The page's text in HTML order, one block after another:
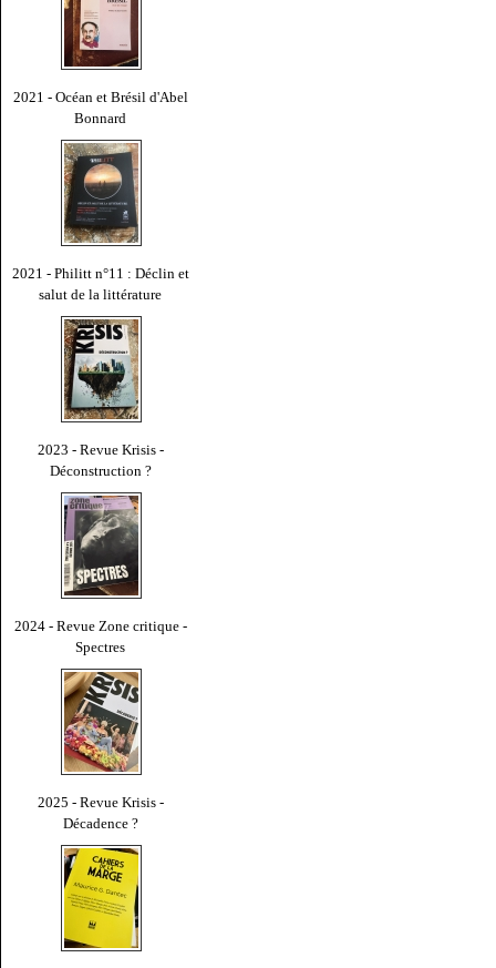
2021 - Océan et Brésil d'Abel
Bonnard
2021 - Philitt n°11 : Déclin et
salut de la littérature
2023 - Revue Krisis -
Déconstruction ?
2024 - Revue Zone critique -
Spectres
2025 - Revue Krisis -
Décadence ?